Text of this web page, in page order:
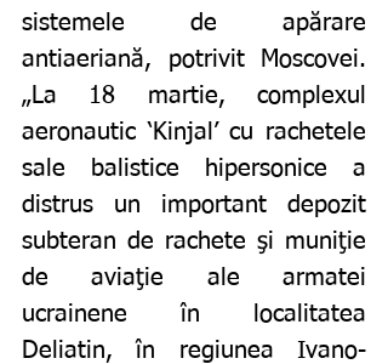
sistemele de apărare
antiaeriană, potrivit Moscovei.
„La 18 martie, complexul
aeronautic ‘Kinjal’ cu rachetele
sale balistice hipersonice a
distrus un important depozit
subteran de rachete şi muniţie
de aviaţie ale armatei
ucrainene în localitatea
Deliatin, în regiunea Ivano-